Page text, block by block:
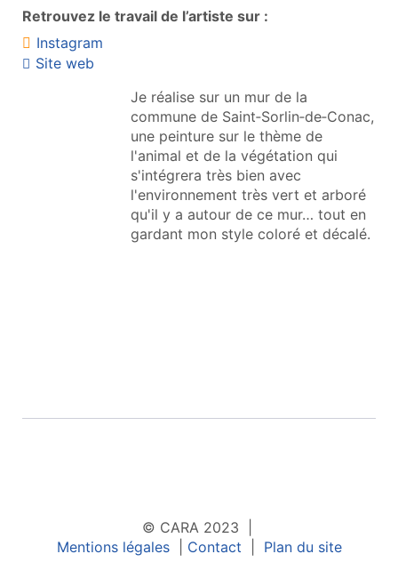
Retrouvez le travail de l’artiste sur :
Instagram
Site web
Je réalise sur un mur de la
commune de Saint‑Sorlin‑de‑Conac,
une peinture sur le thème de
l'animal et de la végétation qui
s'intégrera très bien avec
l'environnement très vert et arboré
qu'il y a autour de ce mur… tout en
gardant mon style coloré et décalé.
© CARA 2023 |
Mentions légales| Contact Plan du site